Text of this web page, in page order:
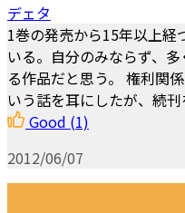
デェタ
1巻の発売から15年以上経
いる。自分のみならず、
る作品だと思う。 権利関
いう話を耳にしたが、続
Good (1)
2012/06/07